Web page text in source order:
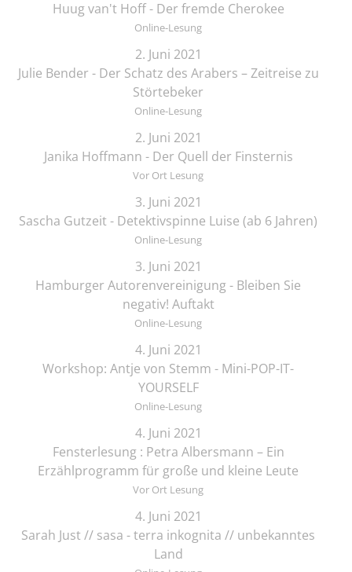
Huug van't Hoff - Der fremde Cherokee
Online-Lesung
2. Juni 2021
Julie Bender - Der Schatz des Arabers – Zeitreise zu
Störtebeker
Online-Lesung
2. Juni 2021
Janika Hoffmann - Der Quell der Finsternis
Vor Ort Lesung
3. Juni 2021
Sascha Gutzeit - Detektivspinne Luise (ab 6 Jahren)
Online-Lesung
3. Juni 2021
Hamburger Autorenvereinigung - Bleiben Sie
negativ! Auftakt
Online-Lesung
4. Juni 2021
Workshop: Antje von Stemm - Mini-POP-IT-
YOURSELF
Online-Lesung
4. Juni 2021
Fensterlesung : Petra Albersmann – Ein
Erzählprogramm für große und kleine Leute
Vor Ort Lesung
4. Juni 2021
Sarah Just // sasa - terra inkognita // unbekanntes
Land